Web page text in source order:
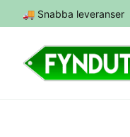
🚚 Snabba leveranser